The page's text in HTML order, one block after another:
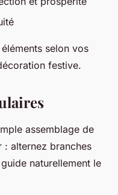
selon vos
festive.
assemblage de
alternez branches
naturellement le